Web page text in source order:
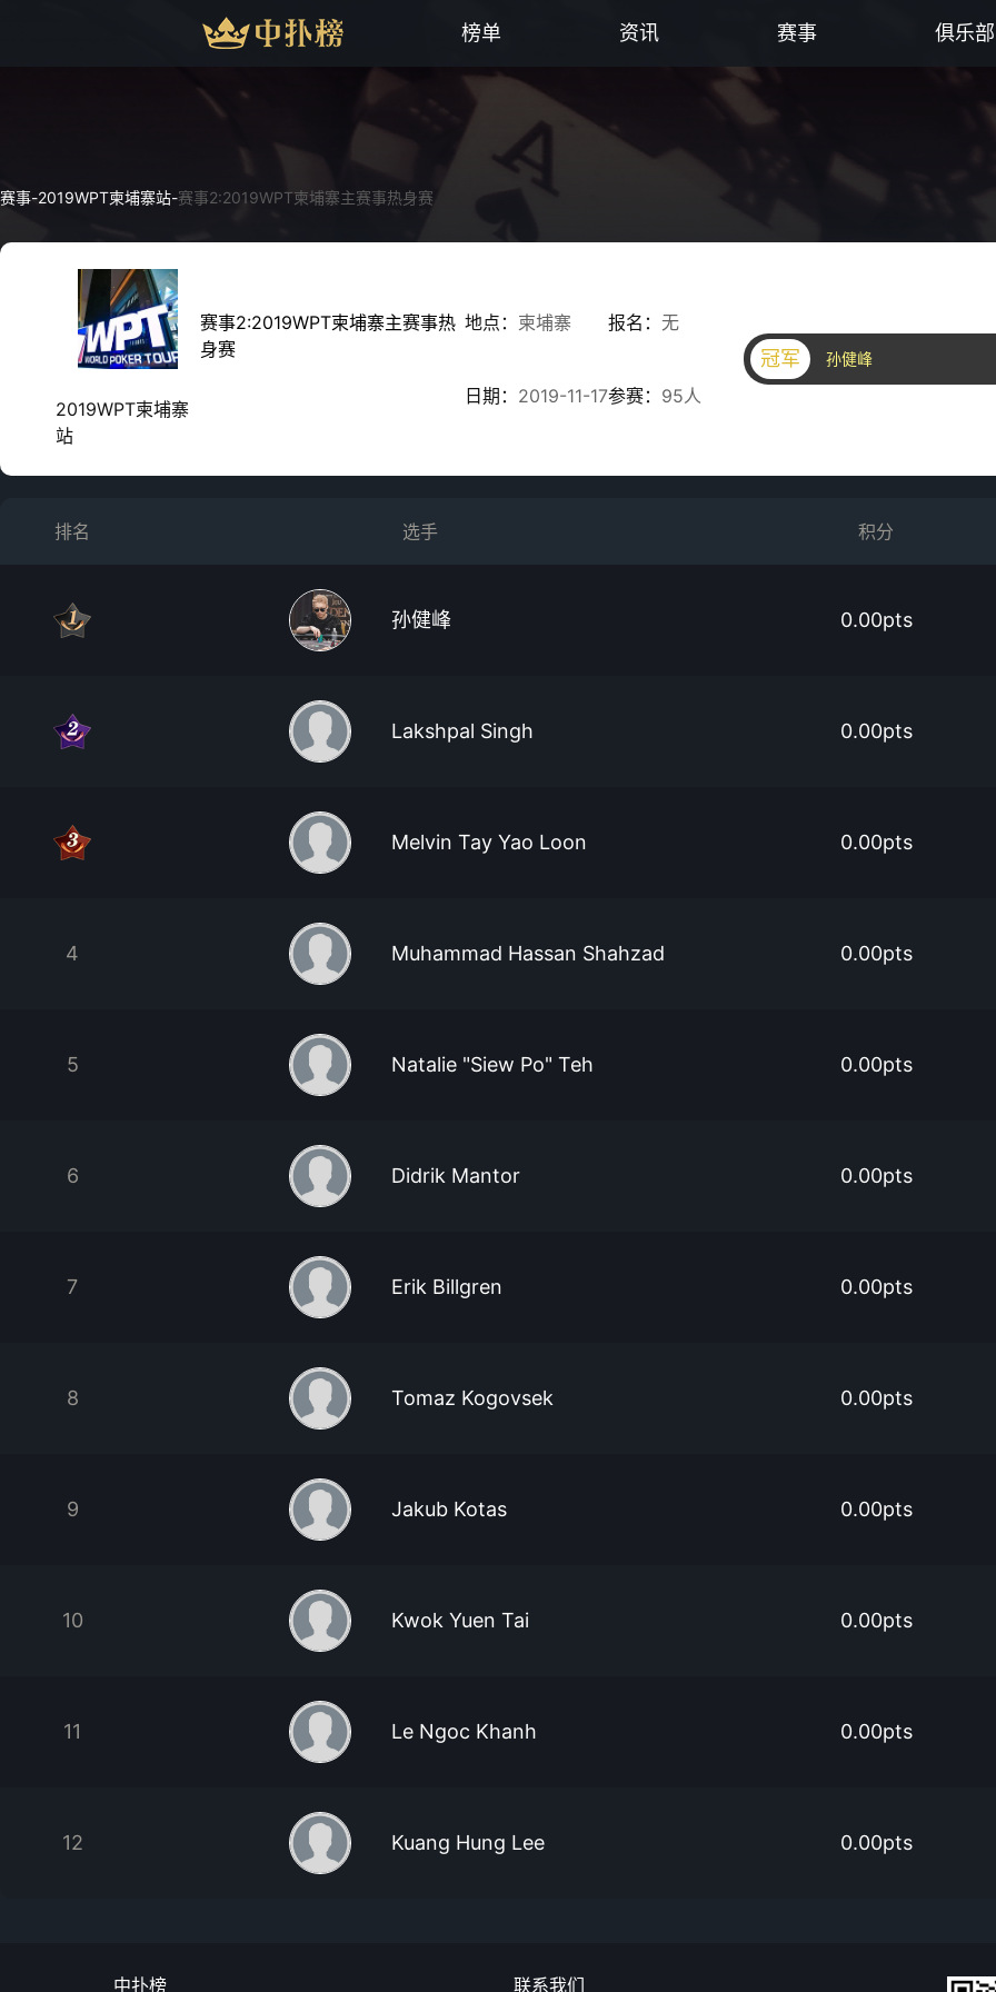
榜单 资讯 赛事 俱乐部
赛事-2019WPT柬埔寨站-赛事2:2019WPT柬埔寨主赛事热身赛
2019WPT柬埔寨
站
赛事2:2019WPT柬埔寨主赛事热
身赛
地点： 柬埔寨
日期： 2019-11-17
报名： 无
参赛： 95人
冠军 孙健峰
排名 选手 积分
孙健峰 0.00pts
Lakshpal Singh 0.00pts
Melvin Tay Yao Loon 0.00pts
4 Muhammad Hassan Shahzad 0.00pts
5 Natalie "Siew Po" Teh 0.00pts
6 Didrik Mantor 0.00pts
7 Erik Billgren 0.00pts
8 Tomaz Kogovsek 0.00pts
9 Jakub Kotas 0.00pts
10 Kwok Yuen Tai 0.00pts
11 Le Ngoc Khanh 0.00pts
12 Kuang Hung Lee 0.00pts
中扑榜 联系我们